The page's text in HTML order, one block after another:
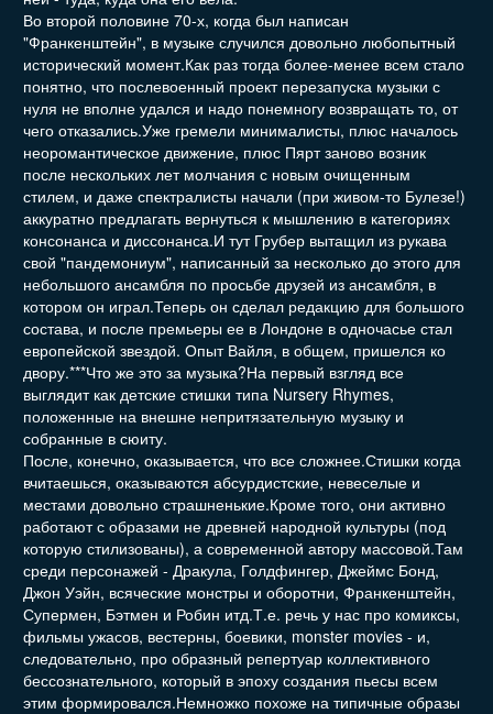
Во второй половине 70-х, когда был написан
"Франкенштейн", в музыке случился довольно любопытный
исторический момент.Как раз тогда более-менее всем стало
понятно, что послевоенный проект перезапуска музыки с
нуля не вполне удался и надо понемногу возвращать то, от
чего отказались.Уже гремели минималисты, плюс началось
неоромантическое движение, плюс Пярт заново возник
после нескольких лет молчания с новым очищенным
стилем, и даже спектралисты начали (при живом-то Булезе!)
аккуратно предлагать вернуться к мышлению в категориях
консонанса и диссонанса.И тут Грубер вытащил из рукава
свой "пандемониум", написанный за несколько до этого для
небольшого ансамбля по просьбе друзей из ансамбля, в
котором он играл.Теперь он сделал редакцию для большого
состава, и после премьеры ее в Лондоне в одночасье стал
европейской звездой. Опыт Вайля, в общем, пришелся ко
двору.***Что же это за музыка?На первый взгляд все
выглядит как детские стишки типа Nursery Rhymes,
положенные на внешне непритязательную музыку и
собранные в сюиту.
После, конечно, оказывается, что все сложнее.Стишки когда
вчитаешься, оказываются абсурдистские, невеселые и
местами довольно страшненькие.Кроме того, они активно
работают с образами не древней народной культуры (под
которую стилизованы), а современной автору массовой.Там
среди персонажей - Дракула, Голдфингер, Джеймс Бонд,
Джон Уэйн, всяческие монстры и оборотни, Франкенштейн,
Супермен, Бэтмен и Робин итд.Т.е. речь у нас про комиксы,
фильмы ужасов, вестерны, боевики, monster movies - и,
следовательно, про образный репертуар коллективного
бессознательного, который в эпоху создания пьесы всем
этим формировался.Немножко похоже на типичные образы